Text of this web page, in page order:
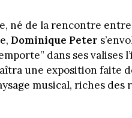
né de la rencontre
Dominique Peter
dans ses valises
une exposition faite
musical, riches des